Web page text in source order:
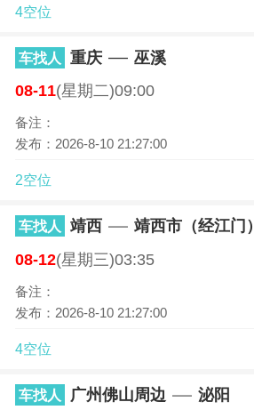
4空位
车找人 重庆
巫溪
08-11(星期二)09:00
备注：
发布：2026-8-10 21:27:00
2空位
车找人 靖西
靖西市（经江门）
08-12(星期三)03:35
备注：
发布：2026-8-10 21:27:00
4空位
车找人 广州佛山周边
泌阳